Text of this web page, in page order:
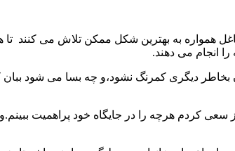
همواره به بهترین شکل ممکن تلاش می کنند
انجام می دهند.
بخاطر دیگری کمرنگ نشود،و چه بسا می شود
کردم هرچه را در جایگاه خود پراهمیت